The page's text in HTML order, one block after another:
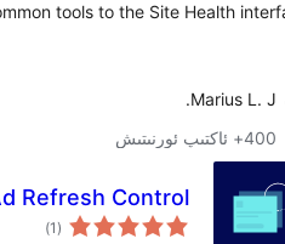
tools to the Site Health
Marius L. J.
400+ ئاكتىپ ئورنىتىش
Refresh Control
(1 ئومۇمىي
دەرىجە)